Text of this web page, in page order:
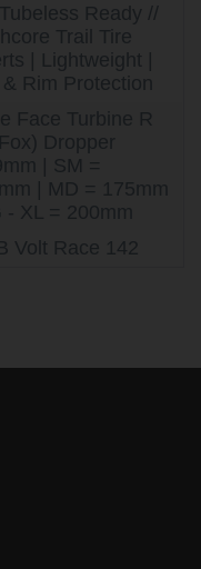
Ready //
Trail Tire
| Lightweight |
& Rim Protection
Volt Race 142